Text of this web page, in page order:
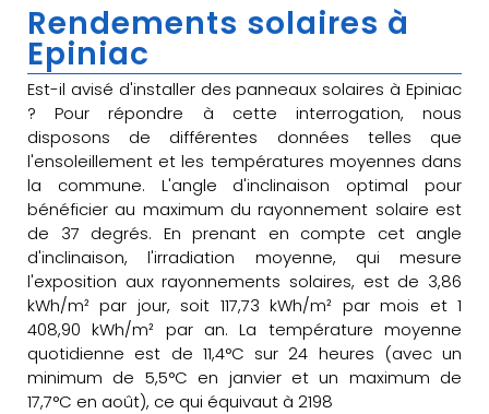
Rendements solaires à
Epiniac
Est-il avisé d'installer des panneaux solaires à Epiniac
? Pour répondre à cette interrogation, nous
disposons de différentes données telles que
l'ensoleillement et les températures moyennes dans
la commune. L'angle d'inclinaison optimal pour
bénéficier au maximum du rayonnement solaire est
de 37 degrés. En prenant en compte cet angle
d'inclinaison, l'irradiation moyenne, qui mesure
l'exposition aux rayonnements solaires, est de 3,86
kWh/m² par jour, soit 117,73 kWh/m² par mois et 1
408,90 kWh/m² par an. La température moyenne
quotidienne est de 11,4°C sur 24 heures (avec un
minimum de 5,5°C en janvier et un maximum de
17,7°C en août), ce qui équivaut à 2198